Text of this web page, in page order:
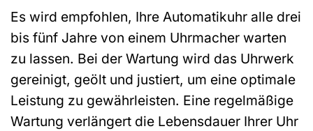
Es wird empfohlen, Ihre Automatikuhr alle drei
bis fünf Jahre von einem Uhrmacher warten
zu lassen. Bei der Wartung wird das Uhrwerk
gereinigt, geölt und justiert, um eine optimale
Leistung zu gewährleisten. Eine regelmäßige
Wartung verlängert die Lebensdauer Ihrer Uhr